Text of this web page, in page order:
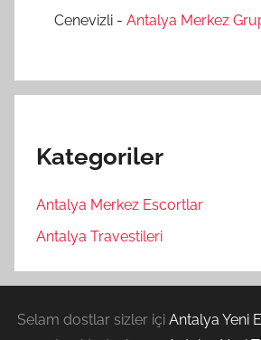
Cenevizli - Antalya Merkez
Kategoriler
Antalya Merkez Escortlar
Antalya Travestileri
Selam dostlar sizler içi Antalya Yeni